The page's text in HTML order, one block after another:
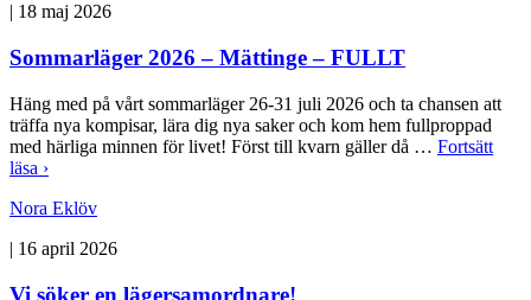
| 18 maj 2026
Sommarläger 2026 – Mättinge – FULLT
Häng med på vårt sommarläger 26-31 juli 2026 och ta chansen att
träffa nya kompisar, lära dig nya saker och kom hem fullproppad
med härliga minnen för livet! Först till kvarn gäller då … Fortsätt
läsa ›
Nora Eklöv
| 16 april 2026
Vi söker en lägersamordnare!